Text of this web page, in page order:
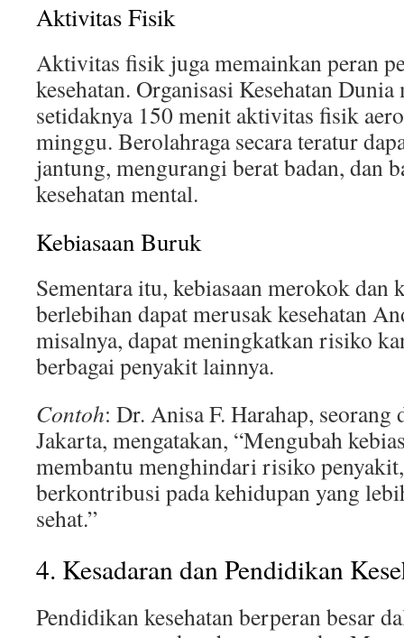
Aktivitas Fisik
Aktivitas fisik juga memainkan peran
kesehatan. Organisasi Kesehatan
setidaknya 150 menit aktivitas fisik
minggu. Berolahraga secara teratur
jantung, mengurangi berat badan, dan
kesehatan mental.
Kebiasaan Buruk
Sementara itu, kebiasaan merokok dan
berlebihan dapat merusak kesehatan
misalnya, dapat meningkatkan risiko
berbagai penyakit lainnya.
Contoh: Dr. Anisa F. Harahap,
Jakarta, mengatakan, “Mengubah
membantu menghindari risiko
berkontribusi pada kehidupan yang
sehat.”
4. Kesadaran dan Pendidikan
Pendidikan kesehatan berperan besar